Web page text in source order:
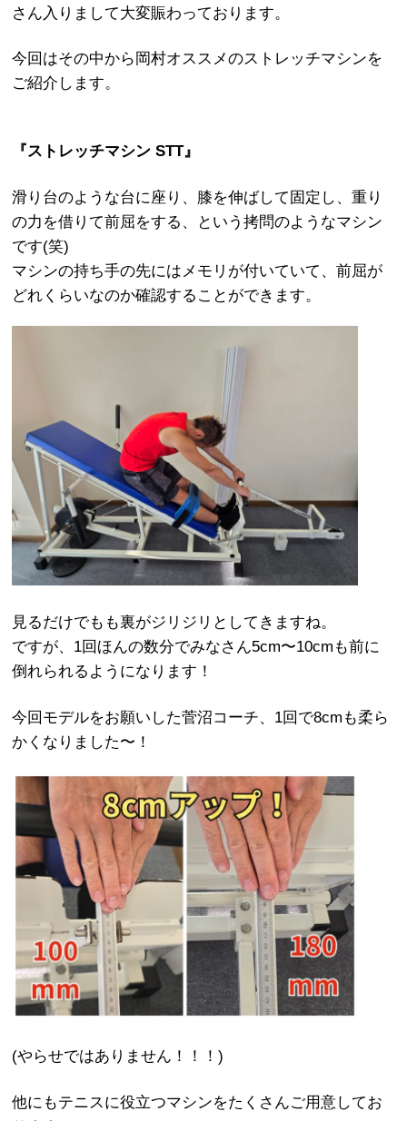
さん入りまして大変賑わっております。
今回はその中から岡村オススメのストレッチマシンを
ご紹介します。
『ストレッチマシン STT』
滑り台のような台に座り、膝を伸ばして固定し、重り
の力を借りて前屈をする、という拷問のようなマシン
です(笑)
マシンの持ち手の先にはメモリが付いていて、前屈が
どれくらいなのか確認することができます。
見るだけでもも裏がジリジリとしてきますね。
ですが、1回ほんの数分でみなさん5cm〜10cmも前に
倒れられるようになります！
今回モデルをお願いした菅沼コーチ、1回で8cmも柔ら
かくなりました〜！
(やらせではありません！！！)
他にもテニスに役立つマシンをたくさんご用意してお